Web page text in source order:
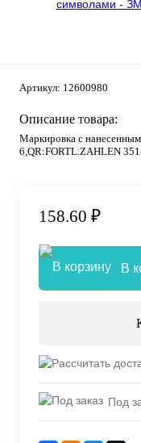
Артикул: 12600980
Описание товара:
Маркировка с
6,QR:FORTL.ZAHLEN
158.60 ₽
В
Под